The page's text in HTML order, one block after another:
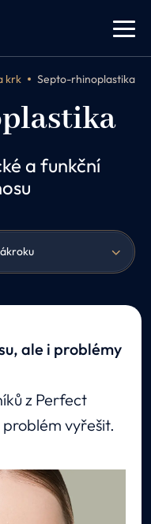
krk Septo-rhinoplastika
a funkční
ale i problémy
z Perfect
vyřešit.